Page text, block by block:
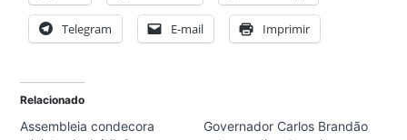
Telegram E-mail Imprimir
Relacionado
Assembleia condecora
Governador Carlos Brandão